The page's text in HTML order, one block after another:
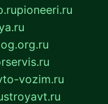
pioneeri.ru
vozim.ru
stroyavt.ru